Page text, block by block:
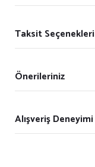
Taksit Seçenekleri
Önerileriniz
Alışveriş Deneyimi